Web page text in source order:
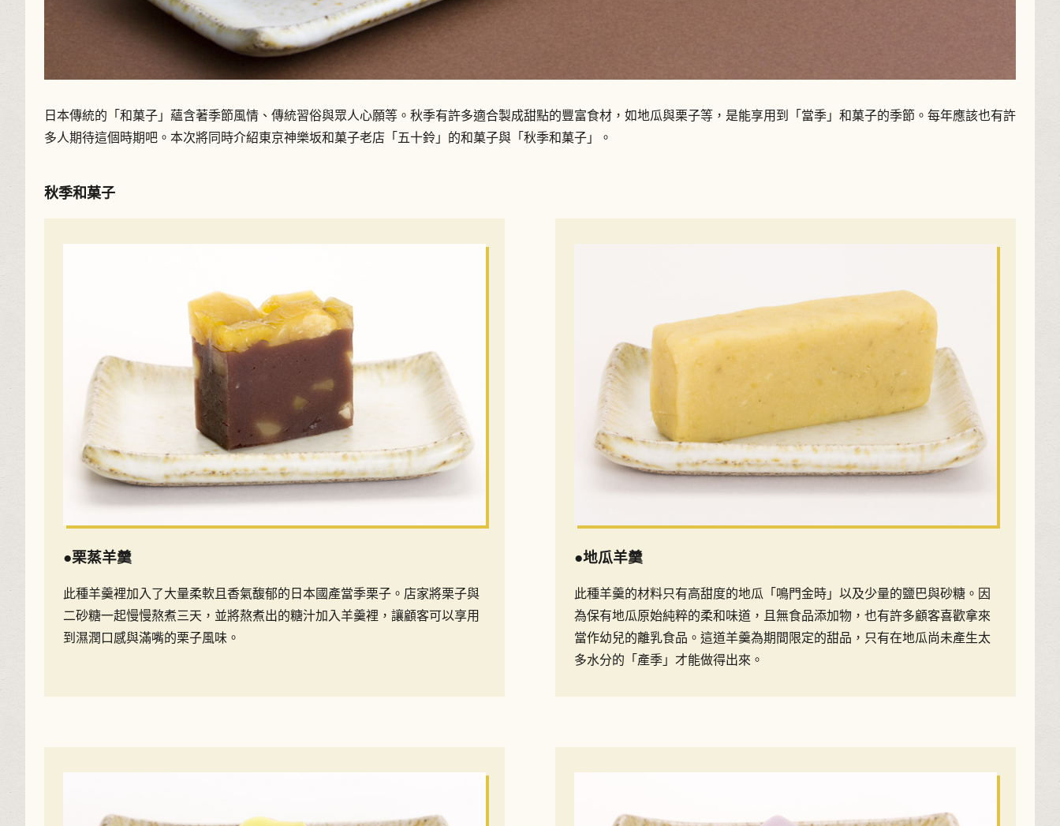
日本傳統的「和菓子」蘊含著季節風情、傳統習俗與眾人心願等。秋季有許多適合製成甜點的豐富食材，如地瓜與栗子等，是能享用到「當季」和菓子的季節。每年應該也有許
多人期待這個時期吧。本次將同時介紹東京神樂坂和菓子老店「五十鈴」的和菓子與「秋季和菓子」。
秋季和菓子
●栗蒸羊羹
此種羊羹裡加入了大量柔軟且香氣馥郁的日本國產當季栗子。店家將栗子與
二砂糖一起慢慢熬煮三天，並將熬煮出的糖汁加入羊羹裡，讓顧客可以享用
到濕潤口感與滿嘴的栗子風味。
●地瓜羊羹
此種羊羹的材料只有高甜度的地瓜「鳴門金時」以及少量的鹽巴與砂糖。因
為保有地瓜原始純粹的柔和味道，且無食品添加物，也有許多顧客喜歡拿來
當作幼兒的離乳食品。這道羊羹為期間限定的甜品，只有在地瓜尚未產生太
多水分的「產季」才能做得出來。